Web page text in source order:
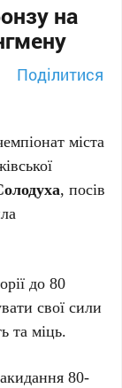
на
Поділитися
міста
, посів
до 80
свої сили
та міць.
80-